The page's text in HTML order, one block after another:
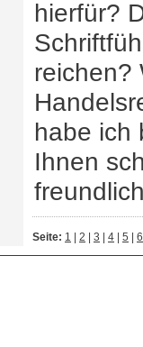
hierfür?
reichen?
habe ich
Ihnen
Seite: 1 2 3 4 5 6